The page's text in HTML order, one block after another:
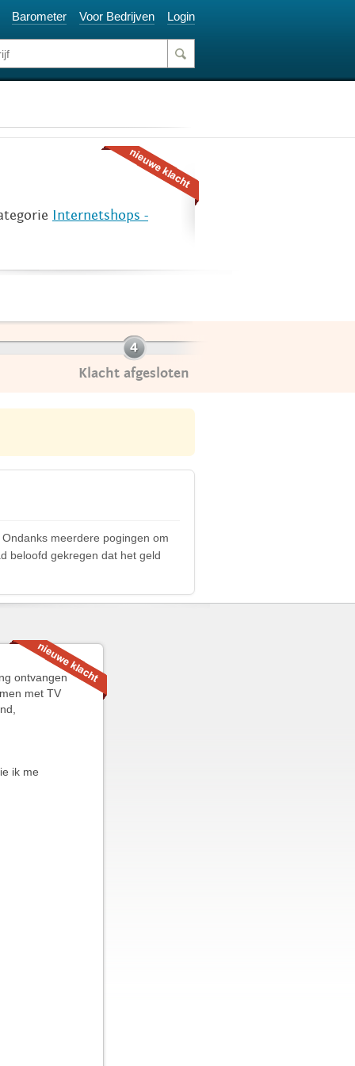
Barometer Voor Bedrijven Login
Internetshops -
Klacht afgesloten
meerdere pogingen om
beloofd gekregen dat het geld
ontvangen
met TV
ik me